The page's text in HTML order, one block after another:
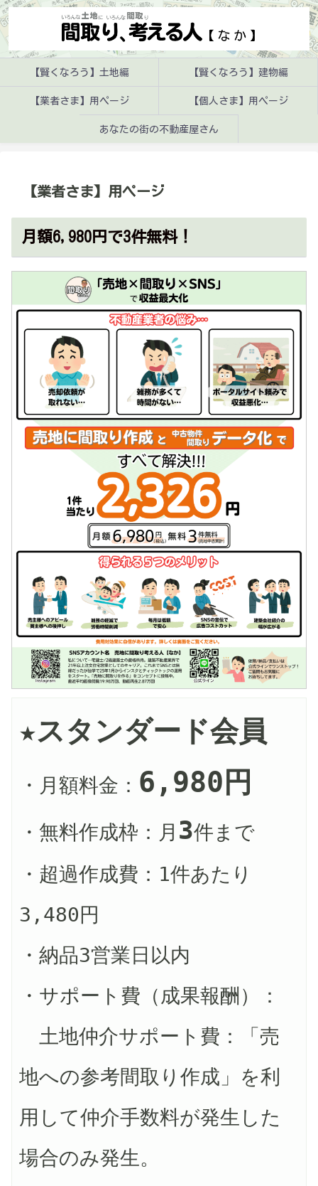
【賢くなろう】土地編 【賢くなろう】建物編
【業者さま】用ページ 【個人さま】用ページ
あなたの街の不動産屋さん
【業者さま】用ページ
月額6,980円で3件無料！
★スタンダード会員
・月額料金： 6,980円
・無料作成枠：月 3件まで
・超過作成費：1件あたり
3,480円
・納品3営業日以内
・サポート費（成果報酬）：
土地仲介サポート費：「売
地への参考間取り作成」を利
用して仲介手数料が発生した
場合のみ発生。